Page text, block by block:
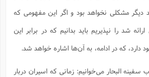
مشکلی نخواهد بود و اگر این مفهومی که
شد را نپذیریم باید بدانیم که در برابر این
دارد، که در ادامه، به آن‌ها اشاره خواهد شد.
صفحه 164 کتاب سفینه البحار می‌خوانیم: زمانی که اسیران دربار